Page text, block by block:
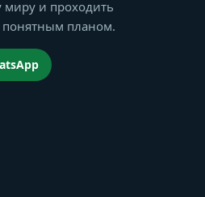
миру и проходить
понятным планом.